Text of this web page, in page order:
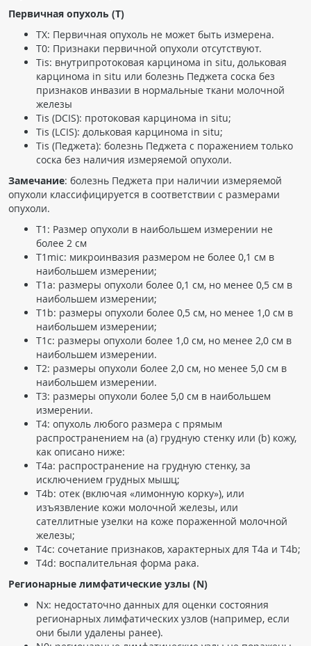
Публикации
Видео
Журнал "Лучевая диагностика и терапия"
КНИЖНЫЙ МАГАЗИН
ПАЦИЕНТАМ
Где пройти обследование
Компьютерная томография (КТ)
Магнитно-резонансная томография (МРТ)
Спросить врача
ПОМОЩЬ
Первичная опухоль (T)
TX: Первичная опухоль не может быть измерена.
T0: Признаки первичной опухоли отсутствуют.
Tis: внутрипротоковая карцинома in situ, дольковая
карцинома in situ или болезнь Педжета соска без
признаков инвазии в нормальные ткани молочной
железы
Tis (DCIS): протоковая карцинома in situ;
Tis (LCIS): дольковая карцинома in situ;
Tis (Педжета): болезнь Педжета с поражением только
соска без наличия измеряемой опухоли.
Замечание: болезнь Педжета при наличии измеряемой
опухоли классифицируется в соответствии с размерами
опухоли.
T1: Размер опухоли в наибольшем измерении не
более 2 см
T1mic: микроинвазия размером не более 0,1 см в
наибольшем измерении;
T1a: размеры опухоли более 0,1 см, но менее 0,5 см в
наибольшем измерении;
T1b: размеры опухоли более 0,5 см, но менее 1,0 см в
наибольшем измерении;
T1c: размеры опухоли более 1,0 см, но менее 2,0 см в
наибольшем измерении.
T2: размеры опухоли более 2,0 см, но менее 5,0 см в
наибольшем измерении.
T3: размеры опухоли более 5,0 см в наибольшем
измерении.
T4: опухоль любого размера с прямым
распространением на (а) грудную стенку или (b) кожу,
как описано ниже:
T4a: распространение на грудную стенку, за
исключением грудных мышц;
T4b: отек (включая «лимонную корку»), или
изъязвление кожи молочной железы, или
сателлитные узелки на коже пораженной молочной
железы;
T4c: сочетание признаков, характерных для T4a и T4b;
T4d: воспалительная форма рака.
Регионарные лимфатические узлы (N)
Nx: недостаточно данных для оценки состояния
регионарных лимфатических узлов (например, если
они были удалены ранее).